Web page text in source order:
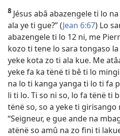
8 Jésus abâ abazengele ti lo
ala ye ti gue?” (Jean 6:67) Lo
abazengele ti lo 12 ni, me
kozo ti tene lo sara tongaso
yeke kota zo ti ala kue. Me
yeke fa ka tënë ti bê ti lo
na lo ti kanga yanga ti lo ti fa
li ti lo. Ti so ni so, lo fa tënë ti
tënë so, so a yeke ti girisango
“Seigneur, e gue ande na
atënë so amû na zo fini ti